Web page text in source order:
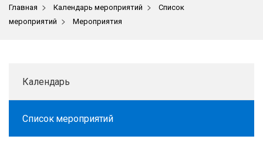
Главная > Календарь мероприятий >
Список
мероприятий > Мероприятия
Календарь
Список мероприятий